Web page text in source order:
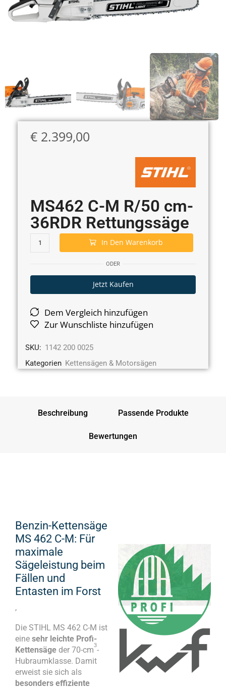
€ 2.399,00
MS462 C-M R/50 cm-
36RDR Rettungssäge
In Den Warenkorb
ODER
Jetzt Kaufen
Dem Vergleich hinzufügen
Zur Wunschliste hinzufügen
SKU: 1142 200 0025
Kategorien Kettensägen & Motorsägen
Beschreibung Passende Produkte
Bewertungen
Benzin-Kettensäge
MS 462 C-M: Für
maximale
Sägeleistung beim
Fällen und
Entasten im Forst
,
Die STIHL MS 462 C-M ist
eine sehr leichte Profi-
Kettensäge der 70-cm3-
Hubraumklasse. Damit
erweist sie sich als
besonders effiziente